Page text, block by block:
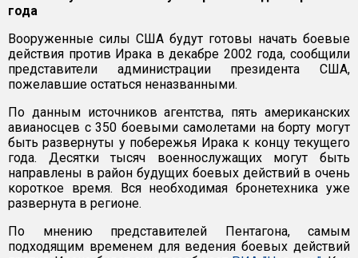
года
Вооруженные силы США будут готовы начать боевые
действия против Ирака в декабре 2002 года, сообщили
представители администрации президента США,
пожелавшие остаться неназванными.
По данным источников агентства, пять американских
авианосцев с 350 боевыми самолетами на борту могут
быть развернуты у побережья Ирака к концу текущего
года. Десятки тысяч военнослужащих могут быть
направлены в район будущих боевых действий в очень
короткое время. Вся необходимая бронетехника уже
развернута в регионе.
По мнению представителей Пентагона, самым
подходящим временем для ведения боевых действий